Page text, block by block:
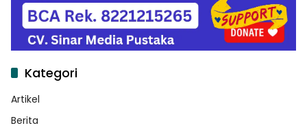
Kategori
Artikel
Berita